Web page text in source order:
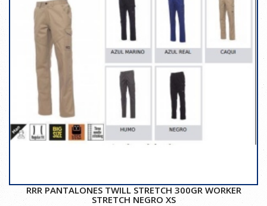
RRR PANTALONES TWILL STRETCH 300GR WORKER
STRETCH NEGRO XS